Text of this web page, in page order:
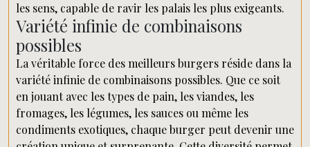
les sens, capable de ravir les palais les plus exigeants.
Variété infinie de combinaisons
possibles
La véritable force des meilleurs burgers réside dans la
variété infinie de combinaisons possibles. Que ce soit
en jouant avec les types de pain, les viandes, les
fromages, les légumes, les sauces ou même les
condiments exotiques, chaque burger peut devenir une